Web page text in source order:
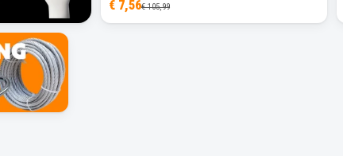
€ 7,56€ 105,99